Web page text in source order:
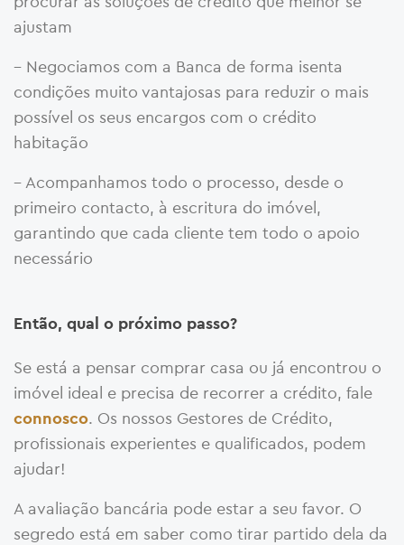
ajustam
– Negociamos com a Banca de forma isenta
condições muito vantajosas para reduzir o mais
possível os seus encargos com o crédito
habitação
– Acompanhamos todo o processo, desde o
primeiro contacto, à escritura do imóvel,
garantindo que cada cliente tem todo o apoio
necessário
Então, qual o próximo passo?
Se está a pensar comprar casa ou já encontrou o
imóvel ideal e precisa de recorrer a crédito, fale
connosco. Os nossos Gestores de Crédito,
profissionais experientes e qualificados, podem
ajudar!
A avaliação bancária pode estar a seu favor. O
segredo está em saber como tirar partido dela da